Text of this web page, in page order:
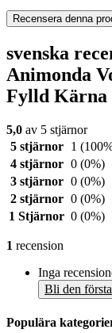
Recensera denna
svenska
Animonda
Fylld Kärna
5,0 av 5 stjärnor
5 stjärnor
1
4 stjärnor 0 (0%)
3 stjärnor 0 (0%)
2 stjärnor 0 (0%)
1 Stjärnor 0 (0%)
1 recension
Inga
Bli den
Populära